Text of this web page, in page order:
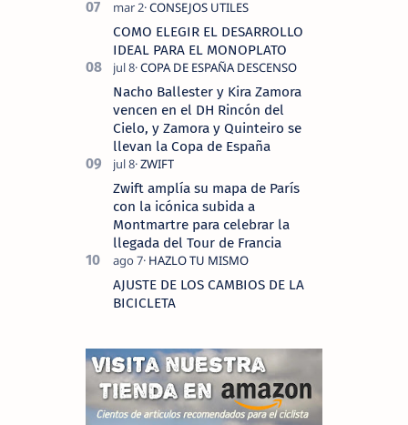
COMO ELEGIR EL DESARROLLO
IDEAL PARA EL MONOPLATO
Nacho Ballester y Kira Zamora
vencen en el DH Rincón del
Cielo, y Zamora y Quinteiro se
llevan la Copa de España
Zwift amplía su mapa de París
con la icónica subida a
Montmartre para celebrar la
llegada del Tour de Francia
AJUSTE DE LOS CAMBIOS DE LA
BICICLETA